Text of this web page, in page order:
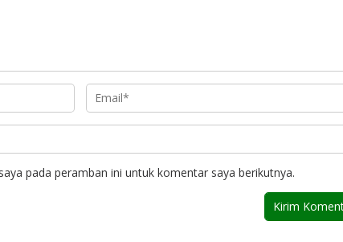
pada peramban ini untuk komentar saya berikutnya.